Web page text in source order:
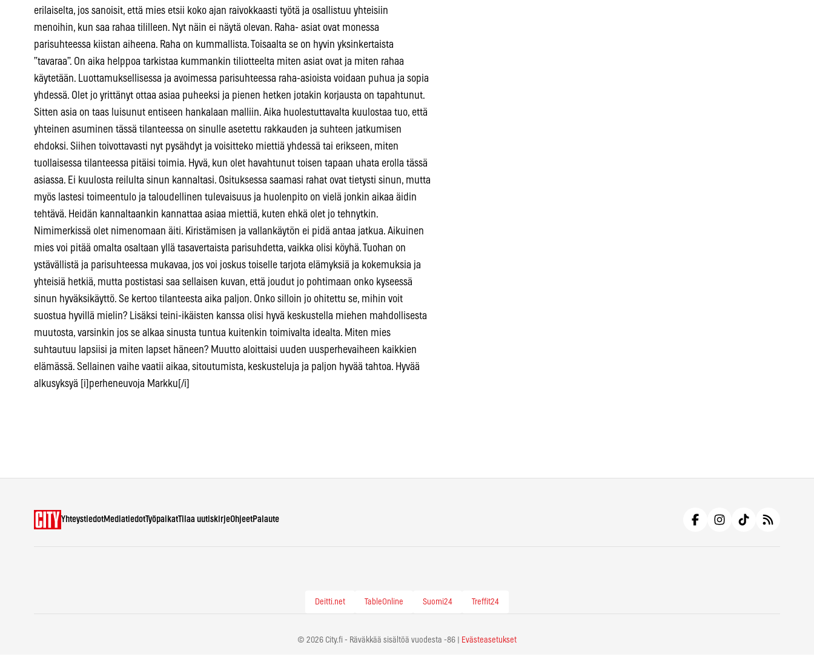
erilaiselta, jos sanoisit, että mies etsii koko ajan raivokkaasti työtä ja osallistuu yhteisiin
menoihin, kun saa rahaa tililleen. Nyt näin ei näytä olevan. Raha- asiat ovat monessa
parisuhteessa kiistan aiheena. Raha on kummallista. Toisaalta se on hyvin yksinkertaista
”tavaraa”. On aika helppoa tarkistaa kummankin tiliotteelta miten asiat ovat ja miten rahaa
käytetään. Luottamuksellisessa ja avoimessa parisuhteessa raha-asioista voidaan puhua ja sopia
yhdessä. Olet jo yrittänyt ottaa asiaa puheeksi ja pienen hetken jotakin korjausta on tapahtunut.
Sitten asia on taas luisunut entiseen hankalaan malliin. Aika huolestuttavalta kuulostaa tuo, että
yhteinen asuminen tässä tilanteessa on sinulle asetettu rakkauden ja suhteen jatkumisen
ehdoksi. Siihen toivottavasti nyt pysähdyt ja voisitteko miettiä yhdessä tai erikseen, miten
tuollaisessa tilanteessa pitäisi toimia. Hyvä, kun olet havahtunut toisen tapaan uhata erolla tässä
asiassa. Ei kuulosta reilulta sinun kannaltasi. Osituksessa saamasi rahat ovat tietysti sinun, mutta
myös lastesi toimeentulo ja taloudellinen tulevaisuus ja huolenpito on vielä jonkin aikaa äidin
tehtävä. Heidän kannaltaankin kannattaa asiaa miettiä, kuten ehkä olet jo tehnytkin.
Nimimerkissä olet nimenomaan äiti. Kiristämisen ja vallankäytön ei pidä antaa jatkua. Aikuinen
mies voi pitää omalta osaltaan yllä tasavertaista parisuhdetta, vaikka olisi köyhä. Tuohan on
ystävällistä ja parisuhteessa mukavaa, jos voi joskus toiselle tarjota elämyksiä ja kokemuksia ja
yhteisiä hetkiä, mutta postistasi saa sellaisen kuvan, että joudut jo pohtimaan onko kyseessä
sinun hyväksikäyttö. Se kertoo tilanteesta aika paljon. Onko silloin jo ohitettu se, mihin voit
suostua hyvillä mielin? Lisäksi teini-ikäisten kanssa olisi hyvä keskustella miehen mahdollisesta
muutosta, varsinkin jos se alkaa sinusta tuntua kuitenkin toimivalta idealta. Miten mies
suhtautuu lapsiisi ja miten lapset häneen? Muutto aloittaisi uuden uusperhevaiheen kaikkien
elämässä. Sellainen vaihe vaatii aikaa, sitoutumista, keskusteluja ja paljon hyvää tahtoa. Hyvää
alkusyksyä [i]perheneuvoja Markku[/i]
YhteystiedotMediatiedotTyöpaikatTilaa uutiskirjeOhjeetPalaute
Deitti.net TableOnline Suomi24 Treffit24
© 2026 City.fi - Räväkkää sisältöä vuodesta -86 | Evästeasetukset